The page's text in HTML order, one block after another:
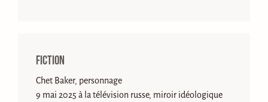
Fiction
Chet Baker, personnage
9 mai 2025 à la télévision russe, miroir idéologique